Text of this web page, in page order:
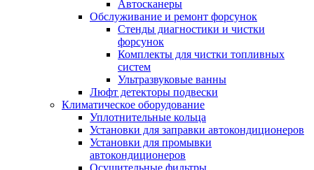
Автосканеры
Обслуживание и ремонт форсунок
Стенды диагностики и чистки
форсунок
Комплекты для чистки топливных
систем
Ультразвуковые ванны
Люфт детекторы подвески
Климатическое оборудование
Уплотнительные кольца
Установки для заправки автокондиционеров
Установки для промывки
автокондиционеров
Осушительные фильтры